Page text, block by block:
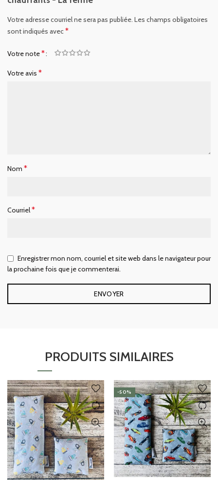
Votre adresse courriel ne sera pas publiée. Les champs obligatoires
sont indiqués avec*
Votre note*
Votre avis *
Nom *
Courriel*
Enregistrer mon nom, courriel et site web dans le navigateur pour
la prochaine fois que je commenterai.
PRODUITS SIMILAIRES
-50%